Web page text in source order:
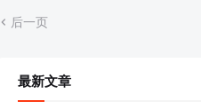
后一页
最新文章